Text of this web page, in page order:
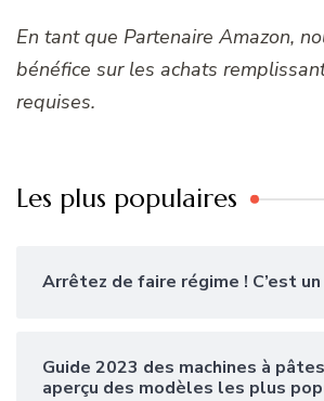
En tant que Partenaire Amazon,
bénéfice sur les achats
requises.
Les plus populaires
Arrêtez de faire régime ! C’est
Guide 2023 des machines à
aperçu des modèles les plus